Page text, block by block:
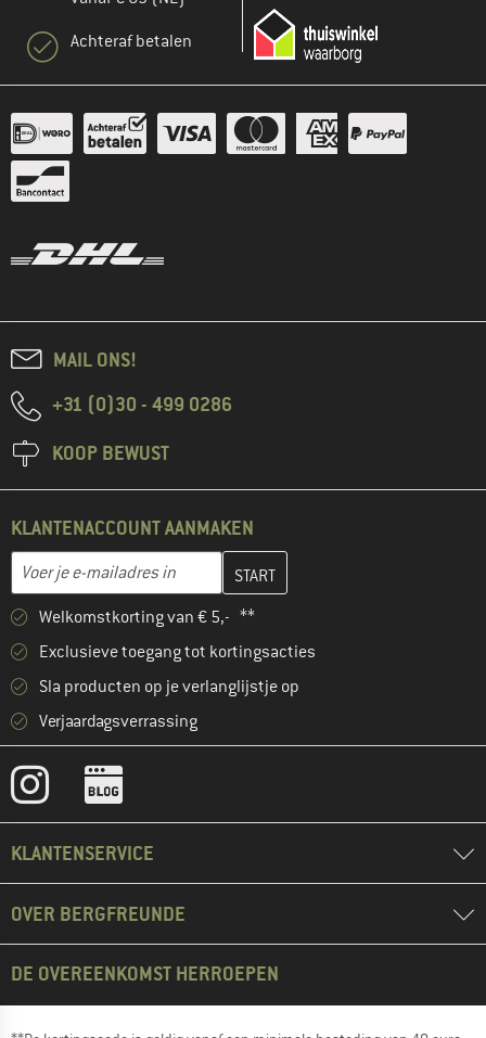
Achteraf betalen
MAIL ONS!
+31 (0)30 - 499 0286
KOOP BEWUST
KLANTENACCOUNT AANMAKEN
E-mailadres
Vul je e-mailadres hier in en maak in de volgende stap je
Welkomstkorting van € 5,- **
Exclusieve toegang tot kortingsacties
Sla producten op je verlanglijstje op
Verjaardagsverrassing
KLANTENSERVICE
OVER BERGFREUNDE
DE OVEREENKOMST HERROEPEN